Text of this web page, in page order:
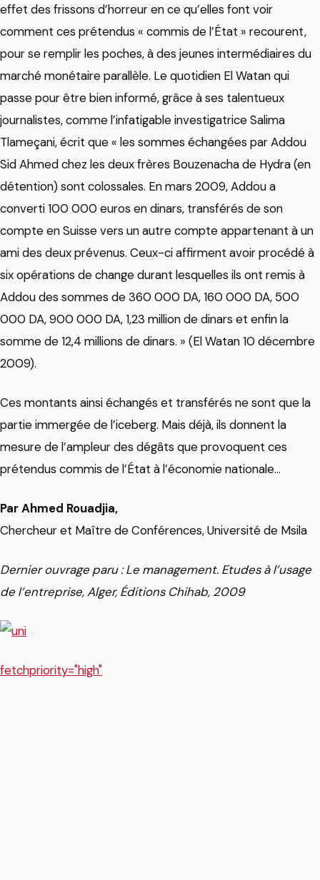
effet des frissons d’horreur en ce qu’elles font voir
comment ces prétendus « commis de l’État » recourent,
pour se remplir les poches, à des jeunes intermédiaires du
marché monétaire parallèle. Le quotidien El Watan qui
passe pour être bien informé, grâce à ses talentueux
journalistes, comme l’infatigable investigatrice Salima
Tlameçani, écrit que « les sommes échangées par Addou
Sid Ahmed chez les deux frères Bouzenacha de Hydra (en
détention) sont colossales. En mars 2009, Addou a
converti 100 000 euros en dinars, transférés de son
compte en Suisse vers un autre compte appartenant à un
ami des deux prévenus. Ceux-ci affirment avoir procédé à
six opérations de change durant lesquelles ils ont remis à
Addou des sommes de 360 000 DA, 160 000 DA, 500
000 DA, 900 000 DA, 1,23 million de dinars et enfin la
somme de 12,4 millions de dinars. » (El Watan 10 décembre
2009).
Ces montants ainsi échangés et transférés ne sont que la
partie immergée de l’iceberg. Mais déjà, ils donnent la
mesure de l’ampleur des dégâts que provoquent ces
prétendus commis de l’État à l’économie nationale…
Par Ahmed Rouadjia,
Chercheur et Maître de Conférences, Université de Msila
Dernier ouvrage paru : Le management. Etudes à l’usage
de l’entreprise, Alger, Éditions Chihab, 2009
fetchpriority="high"